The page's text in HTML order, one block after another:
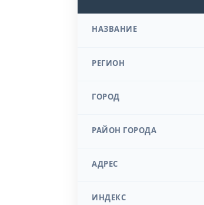
НАЗВАНИЕ
РЕГИОН
ГОРОД
РАЙОН ГОРОДА
АДРЕС
ИНДЕКС